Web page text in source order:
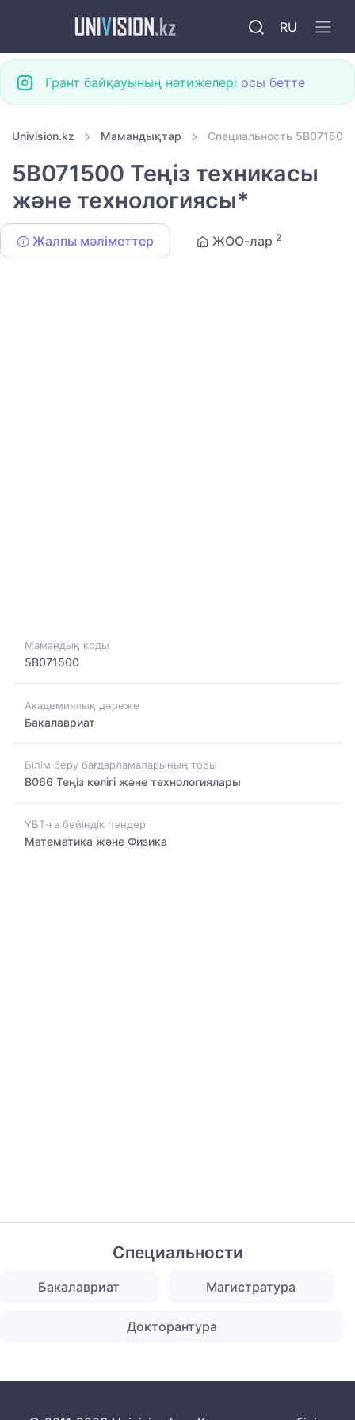
RU
Грант байқауының нәтижелері осы бетте
Univision.kz Мамандықтар Специальность 5B071500
5B071500 Теңіз техникасы
және технологиясы*
Жалпы мәліметтер ЖОО-лар 2
Мамандық коды
5B071500
Академиялық дәреже
Бакалавриат
Білім беру бағдарламаларының тобы
B066 Теңіз көлігі және технологиялары
ҰБТ-ға бейіндік пәндер
Математика және Физика
Специальности
Бакалавриат Магистратура
Докторантура